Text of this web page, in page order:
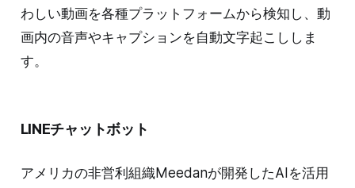
わしい動画を各種プラットフォームから検知し、動
画内の音声やキャプションを自動文字起こししま
す。
LINEチャットボット
アメリカの非営利組織Meedanが開発したAIを活用